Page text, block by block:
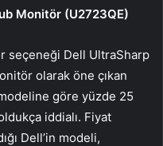
Monitör (U2723QE)
seçeneği Dell UltraSharp
olarak öne çıkan
göre yüzde 25
iddialı. Fiyat
Dell’in modeli,